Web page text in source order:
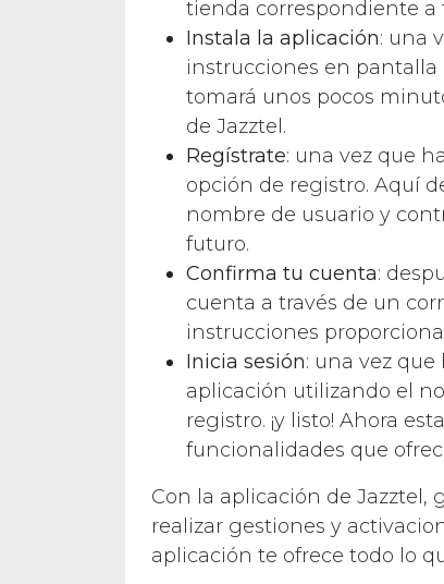
tienda correspondiente a
Instala la aplicación: una
instrucciones en pantalla
tomará unos pocos
de Jazztel.
Regístrate: una vez que
opción de registro. Aquí
nombre de usuario y
futuro.
Confirma tu cuenta:
cuenta a través de un
instrucciones
Inicia sesión: una vez
aplicación utilizando el
registro. ¡y listo! Ahora
funcionalidades que
Con la aplicación de
realizar gestiones y
aplicación te ofrece todo lo